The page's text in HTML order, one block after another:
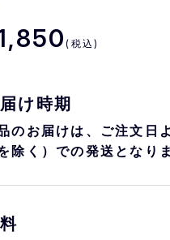
すすめ オリ
(税込)
け時期
のお届けは、ご注文日
除く）での発送となりま